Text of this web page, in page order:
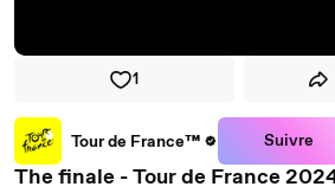
1
Tour de France™ Suivre
The finale - Tour de France